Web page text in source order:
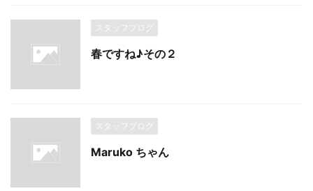
スタッフブログ
春ですね♪その２
スタッフブログ
Maruko ちゃん